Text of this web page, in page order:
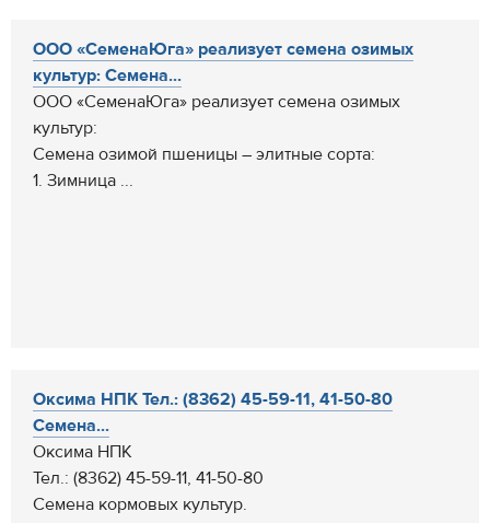
ООО «СеменаЮга» реализует семена озимых
культур: Семена...
ООО «СеменаЮга» реализует семена озимых
культур:
Семена озимой пшеницы – элитные сорта:
1. Зимница ...
Оксима НПК Тел.: (8362) 45-59-11, 41-50-80
Семена...
Оксима НПК
Тел.: (8362) 45-59-11, 41-50-80
Семена кормовых культур.